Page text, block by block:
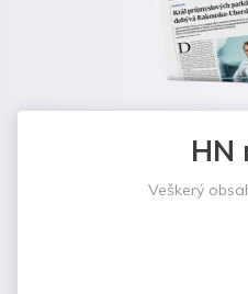
HN
Veškerý